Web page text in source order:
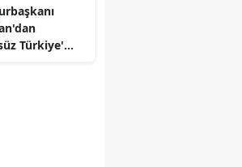
Türkiye'